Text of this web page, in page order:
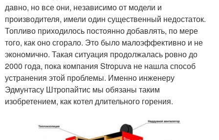
давно, но все они, независимо от модели и
производителя, имели один существенный недостаток.
Топливо приходилось постоянно добавлять, по мере
того, как оно сгорало. Это было малоэффективно и не
экономично. Такая ситуация продолжалась ровно до
2000 года, пока компания Stropuva не нашла способ
устранения этой проблемы. Именно инженеру
Эдмунтасу Штропайтис мы обязаны таким
изобретением, как котел длительного горения.